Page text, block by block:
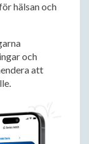
hälsan och
och
att